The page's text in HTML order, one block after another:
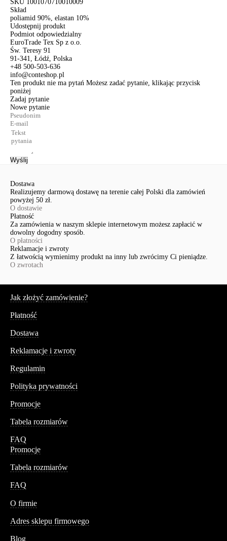
SKU 1001070710010009
Skład
poliamid 90%, elastan 10%
Udostępnij produkt
Podmiot odpowiedzialny
EuroTrade Tex Sp z o.o.
Św. Teresy 91
91-341, Łódź, Polska
+48 500-503-636
info@conteshop.pl
Ten produkt nie ma pytań Możesz zadać pytanie, klikając przycisk
poniżej
Zadaj pytanie
Nowe pytanie
Wyślij
Dostawa
Realizujemy darmową dostawę na terenie całej Polski dla zamówień
powyżej 50 zł.
O dostawie
Płatność
Za zamówienia w naszym sklepie internetowym możesz zapłacić w
dowolny dogodny sposób.
O płatności
Reklamacje i zwroty
Z łatwością wymienimy produkt na inny lub zwrócimy Ci pieniądze.
O zwrotach
Jak złożyć zamówienie?
Płatność
Dostawa
Reklamacje i zwroty
Regulamin
Polityka prywatności
Promocje
Tabela rozmiarów
FAQ
Promocje
Tabela rozmiarów
FAQ
O firmie
Adres sklepu firmowego
Blog